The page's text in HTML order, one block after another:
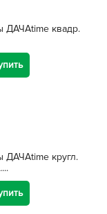
ДАЧАtime квадр.
ДАЧАtime кругл.